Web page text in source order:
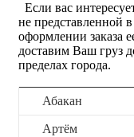
Если вас
не представленной
оформлении заказа
доставим Ваш груз
пределах города.
Абакан
Артём